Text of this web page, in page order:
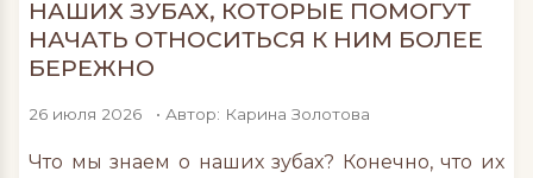
НАШИХ ЗУБАХ, КОТОРЫЕ ПОМОГУТ
НАЧАТЬ ОТНОСИТЬСЯ К НИМ БОЛЕЕ
БЕРЕЖНО
26 июля 2026 • Автор: Карина Золотова
Что мы знаем о наших зубах? Конечно, что их